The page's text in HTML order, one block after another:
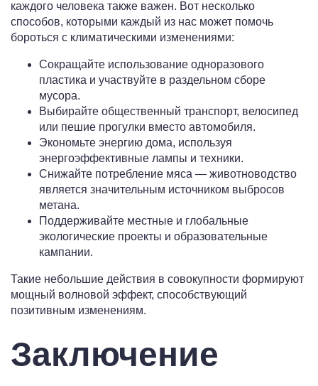
каждого человека также важен. Вот несколько
способов, которыми каждый из нас может помочь
бороться с климатическими изменениями:
Сокращайте использование одноразового
пластика и участвуйте в раздельном сборе
мусора.
Выбирайте общественный транспорт, велосипед
или пешие прогулки вместо автомобиля.
Экономьте энергию дома, используя
энергоэффективные лампы и техники.
Снижайте потребление мяса — животноводство
является значительным источником выбросов
метана.
Поддерживайте местные и глобальные
экологические проекты и образовательные
кампании.
Такие небольшие действия в совокупности формируют
мощный волновой эффект, способствующий
позитивным изменениям.
Заключение